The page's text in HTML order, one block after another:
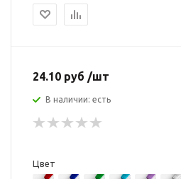
24.10 руб /шт
В наличии: есть
Цвет